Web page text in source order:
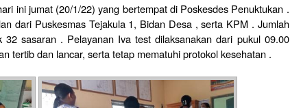
ini jumat (20/1/22) yang bertempat di Poskesdes Penuktukan .
dari Puskesmas Tejakula 1, Bidan Desa , serta KPM . Jumlah
sasaran . Pelayanan Iva test dilaksanakan dari pukul 09.00
tertib dan lancar, serta tetap mematuhi protokol kesehatan .